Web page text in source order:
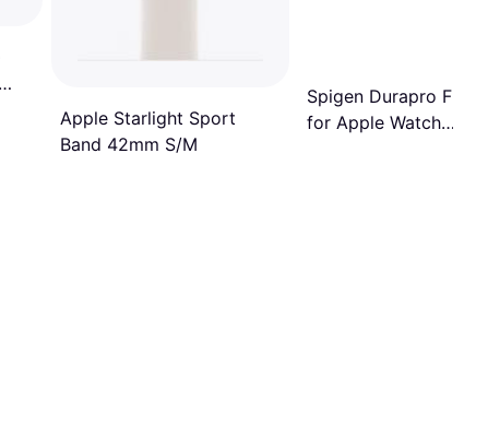
Apple Starlight Sport
Band 42mm S/M
Spigen Durapro Flex
for Apple Watch